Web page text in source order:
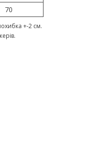
70
+-2 см.